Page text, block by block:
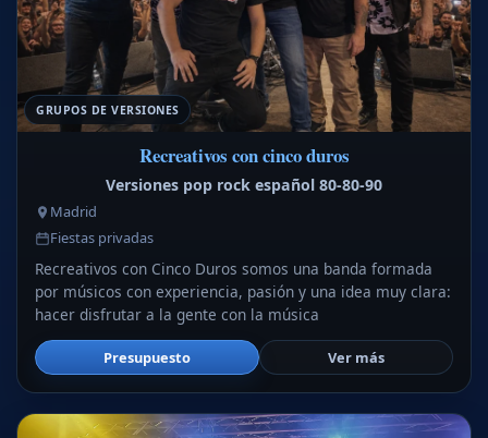
GRUPOS DE VERSIONES
Recreativos con cinco duros
Versiones pop rock español 80-80-90
Madrid
Fiestas privadas
Recreativos con Cinco Duros somos una banda formada
por músicos con experiencia, pasión y una idea muy clara:
hacer disfrutar a la gente con la música
Presupuesto Ver más